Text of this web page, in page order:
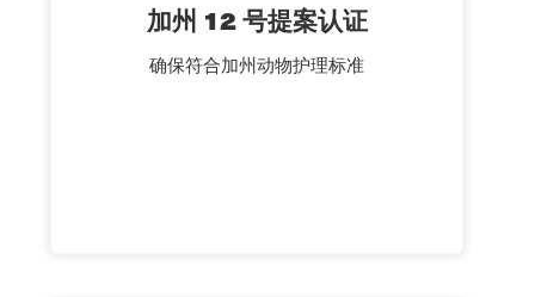
加州 12 号提案认证
确保符合加州动物护理标准